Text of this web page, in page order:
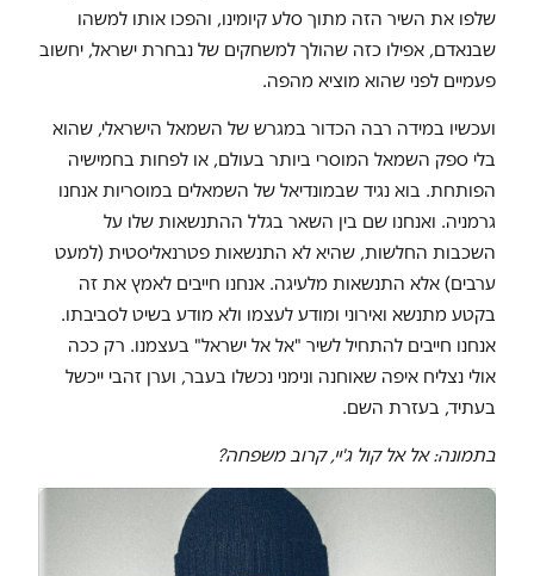
שלפו את השיר הזה מתוך סלע קיומינו, והפכו אותו למשהו
שבנאדם, אפילו כזה שהולך למשחקים של נבחרת ישראל, יחשוב
פעמיים לפני שהוא מוציא מהפה.
ועכשיו במידה רבה הכדור במגרש של השמאל הישראלי, שהוא
בלי ספק השמאל המוסרי ביותר בעולם, או לפחות בחמישיה
הפותחת. בוא נגיד שבמונדיאל של השמאלים במוסריות אנחנו
גרמניה. ואנחנו שם בין השאר בגלל ההתנשאות שלו על
השכבות החלשות, שהיא לא התנשאות פטרנאליסטית (למעט
ערבים) אלא התנשאות מלעיגה. אנחנו חייבים לאמץ את זה
בקטע מתנשא ואירוני ומודע לעצמו ולא מודע בשיט לסביבתו.
אנחנו חייבים להתחיל לשיר "אל אל ישראל" בעצמנו. רק ככה
אולי נצליח איפה שאוחנה ונימני נכשלו בעבר, וערן זהבי ייכשל
בעתיד, בעזרת השם.
בתמונה: אל אל קול ג'יי, קרוב משפחה?